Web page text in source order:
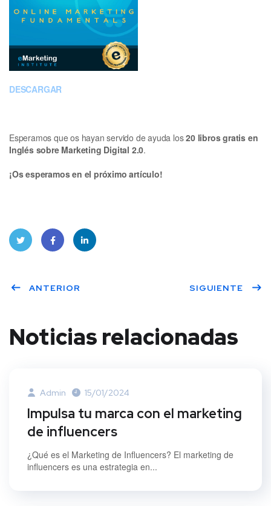
DESCARGAR
Esperamos que os hayan servido de ayuda los20 libros gratis en
Inglés sobre Marketing Digital 2.0.
¡Os esperamos en el próximo artículo!
er book dIn
ANTERIOR SIGUIENTE
Noticias relacionadas
Admin 15/01/2024
Impulsa tu marca con el marketing
de influencers
¿Qué es el Marketing de Influencers? El marketing de
influencers es una estrategia en...